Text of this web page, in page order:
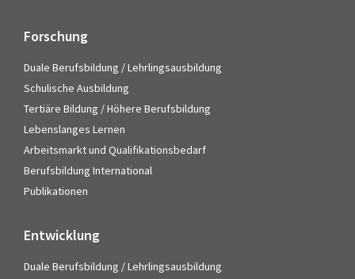
Forschung
Duale Berufsbildung / Lehrlingsausbildung
Schulische Ausbildung
Tertiäre Bildung / Höhere Berufsbildung
Lebenslanges Lernen
Arbeitsmarkt und Qualifikationsbedarf
Berufsbildung International
Publikationen
Entwicklung
Duale Berufsbildung / Lehrlingsausbildung